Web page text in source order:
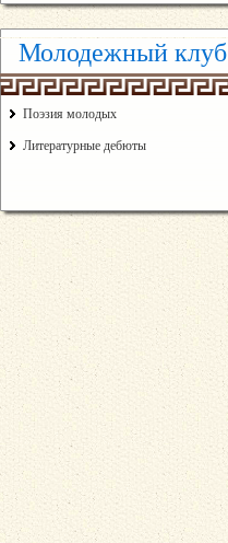
Молодежный клуб
Поэзия молодых
Литературные дебюты